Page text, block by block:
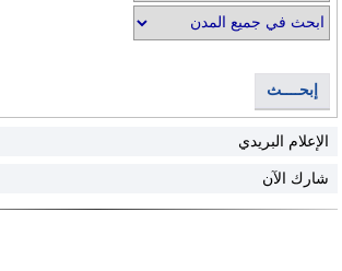
إبحــــث
الإعلام البريدي
شارك الآن